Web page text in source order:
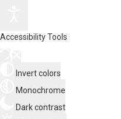
Accessibility Tools
Invert colors
Monochrome
Dark contrast